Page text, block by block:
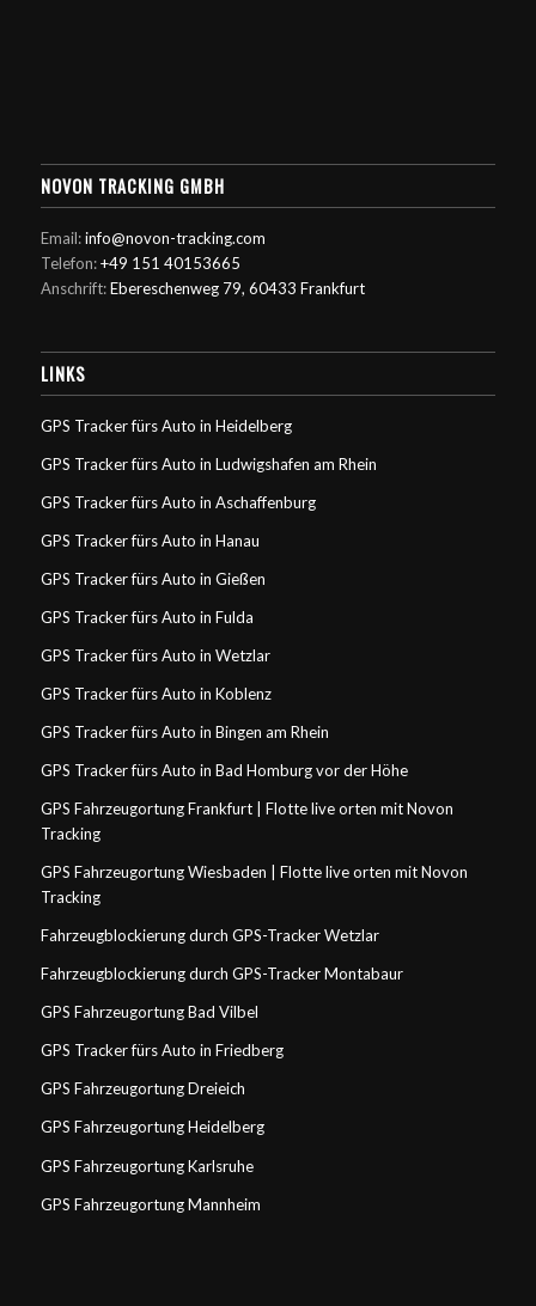
NOVON TRACKING GMBH
Email:info@novon-tracking.com
Telefon:+49 151 40153665
Anschrift:Ebereschenweg 79, 60433 Frankfurt
LINKS
GPS Tracker fürs Auto in Heidelberg
GPS Tracker fürs Auto in Ludwigshafen am Rhein
GPS Tracker fürs Auto in Aschaffenburg
GPS Tracker fürs Auto in Hanau
GPS Tracker fürs Auto in Gießen
GPS Tracker fürs Auto in Fulda
GPS Tracker fürs Auto in Wetzlar
GPS Tracker fürs Auto in Koblenz
GPS Tracker fürs Auto in Bingen am Rhein
GPS Tracker fürs Auto in Bad Homburg vor der Höhe
GPS Fahrzeugortung Frankfurt | Flotte live orten mit Novon
Tracking
GPS Fahrzeugortung Wiesbaden | Flotte live orten mit Novon
Tracking
Fahrzeugblockierung durch GPS-Tracker Wetzlar
Fahrzeugblockierung durch GPS-Tracker Montabaur
GPS Fahrzeugortung Bad Vilbel
GPS Tracker fürs Auto in Friedberg
GPS Fahrzeugortung Dreieich
GPS Fahrzeugortung Heidelberg
GPS Fahrzeugortung Karlsruhe
GPS Fahrzeugortung Mannheim